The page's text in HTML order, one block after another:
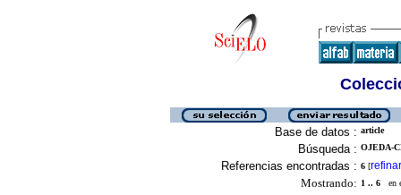
Base de datos : article
Búsqueda : OJEDA-
Referencias encontradas : 6 [refinar
Mostrando: 1 .. 6 en